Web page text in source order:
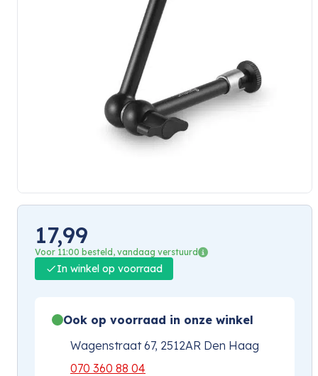
17,99
Voor 11:00 besteld, vandaag verstuurd
In winkel op voorraad
Ook op voorraad in onze winkel
Wagenstraat 67, 2512AR Den Haag
070 360 88 04